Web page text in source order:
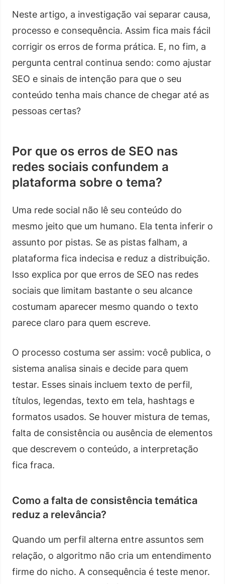
Neste artigo, a investigação vai separar causa,
processo e consequência. Assim fica mais fácil
corrigir os erros de forma prática. E, no fim, a
pergunta central continua sendo: como ajustar
SEO e sinais de intenção para que o seu
conteúdo tenha mais chance de chegar até as
pessoas certas?
Por que os erros de SEO nas
redes sociais confundem a
plataforma sobre o tema?
Uma rede social não lê seu conteúdo do
mesmo jeito que um humano. Ela tenta inferir o
assunto por pistas. Se as pistas falham, a
plataforma fica indecisa e reduz a distribuição.
Isso explica por que erros de SEO nas redes
sociais que limitam bastante o seu alcance
costumam aparecer mesmo quando o texto
parece claro para quem escreve.
O processo costuma ser assim: você publica, o
sistema analisa sinais e decide para quem
testar. Esses sinais incluem texto de perfil,
títulos, legendas, texto em tela, hashtags e
formatos usados. Se houver mistura de temas,
falta de consistência ou ausência de elementos
que descrevem o conteúdo, a interpretação
fica fraca.
Como a falta de consistência temática
reduz a relevância?
Quando um perfil alterna entre assuntos sem
relação, o algoritmo não cria um entendimento
firme do nicho. A consequência é teste menor.